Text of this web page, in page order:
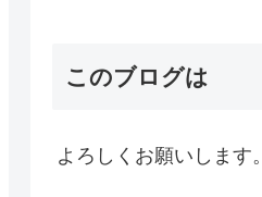
このブログは
よろしくお願いします。